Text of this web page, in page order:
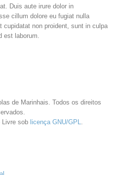
Duis aute irure dolor in
cillum dolore eu fugiat nulla
cupidatat non proident, sunt in culpa
est laborum.
de Marinhais. Todos os direitos
Livre sob licença GNU/GPL.